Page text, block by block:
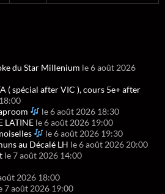
du Star Millenium le 6 août 2026
( spécial after VIC ), cours 5e+ after
le 6 août 2026 18:30
LATINEle 6 août 2026 19:00
le 6 août 2026 19:30
au Décalé LH le 6 août 2026 20:00
le 7 août 2026 14:00
2026 18:00
7 août 2026 19:00